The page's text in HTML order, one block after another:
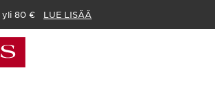
yli 80 € LUE LISÄÄ